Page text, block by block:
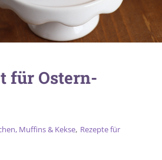
für Ostern-
Muffins & Kekse, Rezepte für